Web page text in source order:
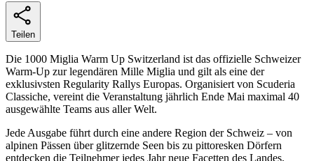
Teilen
Die 1000 Miglia Warm Up Switzerland ist das offizielle Schweizer
Warm-Up zur legendären Mille Miglia und gilt als eine der
exklusivsten Regularity Rallys Europas. Organisiert von Scuderia
Classiche, vereint die Veranstaltung jährlich Ende Mai maximal 40
ausgewählte Teams aus aller Welt.
Jede Ausgabe führt durch eine andere Region der Schweiz – von
alpinen Pässen über glitzernde Seen bis zu pittoresken Dörfern
entdecken die Teilnehmer jedes Jahr neue Facetten des Landes.